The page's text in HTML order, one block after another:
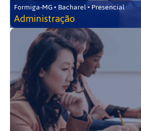
Formiga-MG • Bacharel • Presencial
Administração